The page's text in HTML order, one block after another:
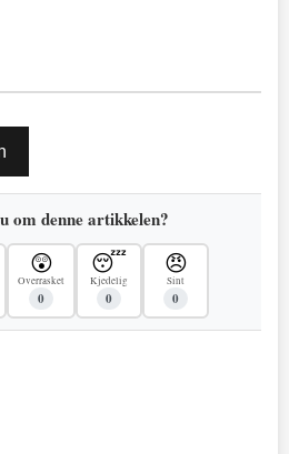
om denne artikkelen?
😲
Overrasket
0
😴
Kjedelig
0
😠
Sint
0